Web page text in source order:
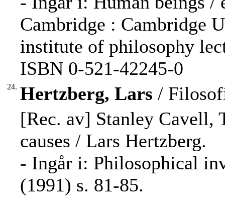
Cambridge : Cambridge
institute of philosophy
ISBN 0-521-42245-0
24. Hertzberg, Lars /
[Rec. av] Stanley Cavell,
causes / Lars Hertzberg.
- Ingår i: Philosophical
(1991) s. 81-85.